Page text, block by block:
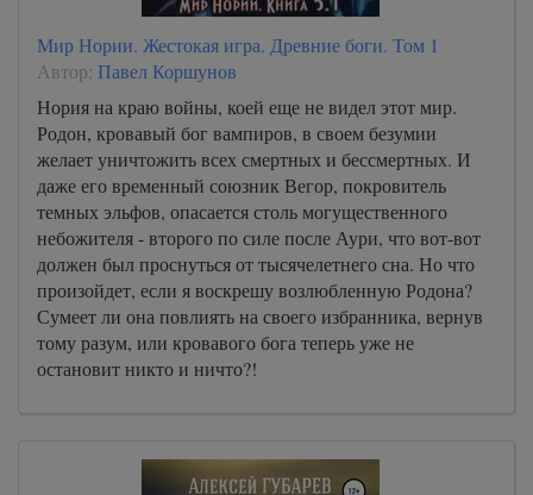
Мир Нории. Жестокая игра. Древние боги. Том 1
Автор: Павел Коршунов
Нория на краю войны, коей еще не видел этот мир.
Родон, кровавый бог вампиров, в своем безумии
желает уничтожить всех смертных и бессмертных. И
даже его временный союзник Вегор, покровитель
темных эльфов, опасается столь могущественного
небожителя - второго по силе после Аури, что вот-вот
должен был проснуться от тысячелетнего сна. Но что
произойдет, если я воскрешу возлюбленную Родона?
Сумеет ли она повлиять на своего избранника, вернув
тому разум, или кровавого бога теперь уже не
остановит никто и ничто?!